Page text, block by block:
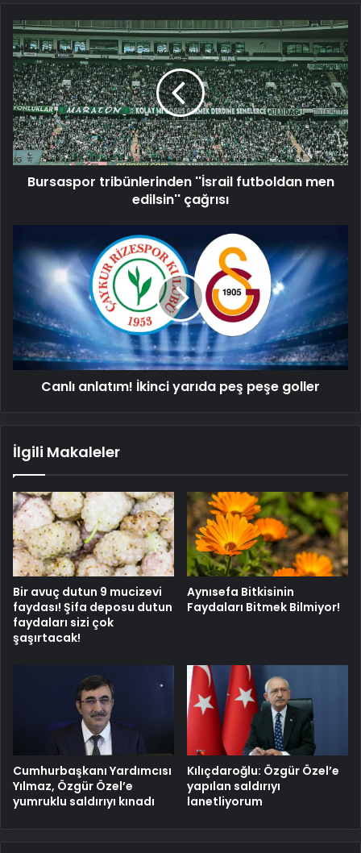
Bursaspor
tribünlerinden
''İsrail
futboldan
men
edilsin''
çağrısı
Bursaspor tribünlerinden ''İsrail futboldan men
edilsin'' çağrısı
anlatım!
peş
peşe
Canlı anlatım! İkinci yarıda peş peşe goller
İlgili Makaleler
Bir avuç dutun 9 mucizevi
faydası! Şifa deposu dutun
faydaları sizi çok
şaşırtacak!
Aynısefa Bitkisinin
Faydaları Bitmek Bilmiyor!
Cumhurbaşkanı Yardımcısı
Yılmaz, Özgür Özel’e
yumruklu saldırıyı kınadı
Kılıçdaroğlu: Özgür Özel’e
yapılan saldırıyı
lanetliyorum